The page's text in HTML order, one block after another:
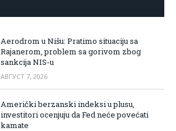
Aerodrom u Nišu: Pratimo situaciju sa
Rajanerom, problem sa gorivom zbog
sankcija NIS-u
АВГУСТ 7, 2026
Američki berzanski indeksi u plusu,
investitori ocenjuju da Fed neće povećati
kamate